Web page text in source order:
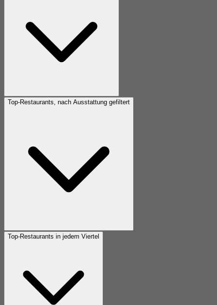
Top-Restaurants, nach Ausstattung gefiltert
Top-Restaurants in jedem Viertel